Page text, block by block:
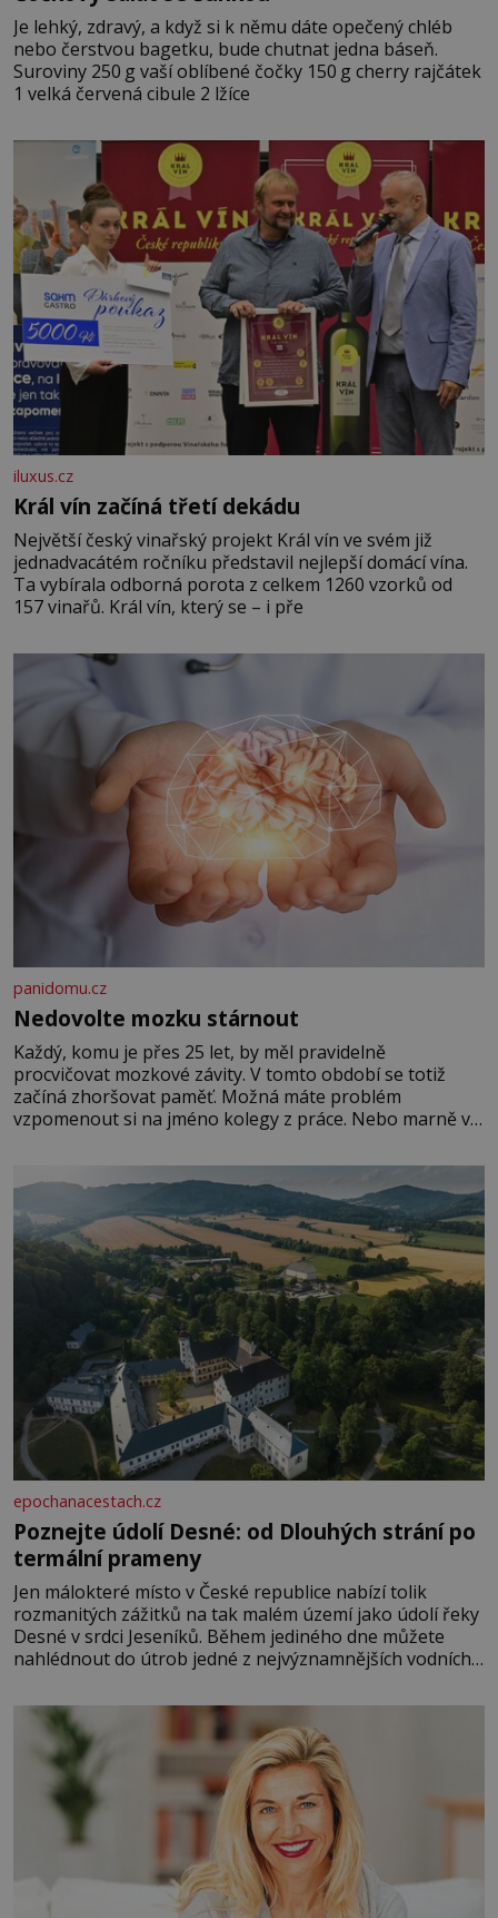
Je lehký, zdravý, a když si k němu dáte opečený chléb
nebo čerstvou bagetku, bude chutnat jedna báseň.
Suroviny 250 g vaší oblíbené čočky 150 g cherry rajčátek
1 velká červená cibule 2 lžíce
iluxus.cz
Král vín začíná třetí dekádu
Největší český vinařský projekt Král vín ve svém již
jednadvacátém ročníku představil nejlepší domácí vína.
Ta vybírala odborná porota z celkem 1260 vzorků od
157 vinařů. Král vín, který se – i pře
panidomu.cz
Nedovolte mozku stárnout
Každý, komu je přes 25 let, by měl pravidelně
procvičovat mozkové závity. V tomto období se totiž
začíná zhoršovat paměť. Možná máte problém
vzpomenout si na jméno kolegy z práce. Nebo marně v
Je to opravdu tak, s věkem jako kdyby se paměť
rozhodla stávkovat. Cvičte
epochanacestach.cz
Poznejte údolí Desné: od Dlouhých strání po
termální prameny
Jen málokteré místo v České republice nabízí tolik
rozmanitých zážitků na tak malém území jako údolí řeky
Desné v srdci Jeseníků. Během jediného dne můžete
nahlédnout do útrob jedné z nejvýznamnějších vodních
se na koloběžce a den zakončit poznáváním památek ve
Velkých Losinách nebo v termálním